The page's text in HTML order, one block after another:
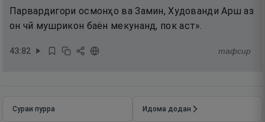
Парвардигори осмонҳо ва Замин, Худованди Арш аз
он чӣ мушрикон баён мекунанд, пок аст».
43:82 тафсир
Сураи пурра Идома додан